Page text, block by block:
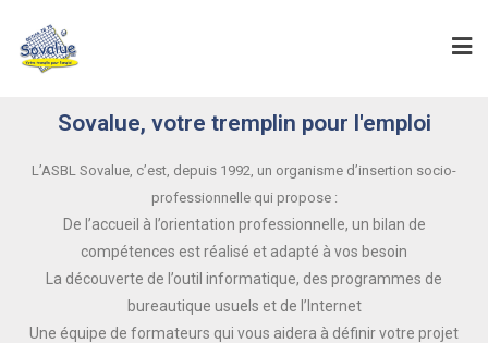
Sovalue, votre tremplin pour l'emploi
L’ASBL Sovalue, c’est, depuis 1992, un organisme d’insertion socio-
professionnelle qui propose :
De l’accueil à l’orientation professionnelle, un bilan de
compétences est réalisé et adapté à vos besoin
La découverte de l’outil informatique, des programmes de
bureautique usuels et de l’Internet
Une équipe de formateurs qui vous aidera à définir votre projet